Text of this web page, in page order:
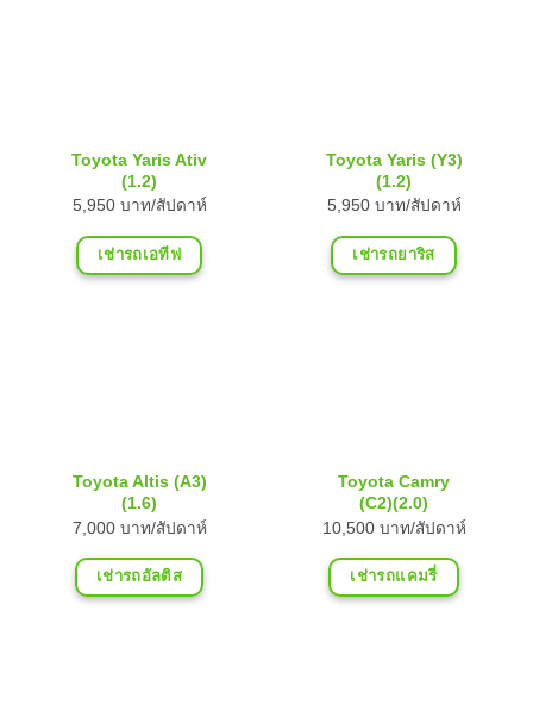
Toyota Yaris Ativ
(1.2)
5,950 บาท/สัปดาห์
เช่ารถเอทีฟ
Toyota Yaris (Y3)
(1.2)
5,950 บาท/สัปดาห์
เช่ารถยาริส
Toyota Altis (A3)
(1.6)
7,000 บาท/สัปดาห์
เช่ารถอัลติส
Toyota Camry
(C2)(2.0)
10,500 บาท/สัปดาห์
เช่ารถแคมรี่